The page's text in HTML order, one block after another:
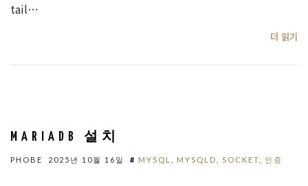
tail…
더 읽기
MARIADB 설치
PHOBE 2025년 10월 16일 # MYSQL MYSQLD SOCKET 인증